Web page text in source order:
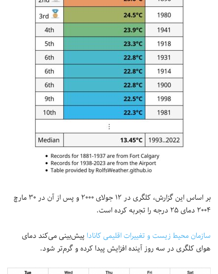
بر اساس این گزارش، کلگری در ۱۲ جولای ۲۰۰۰ و پس از آن در ۳۰ مارچ
۲۰۰۴ دمای ۲۵ درجه را تجربه کرده است.
سازمان محیط زیست و تغییرات اقلیمی کانادا پیش‌بینی می‌کند دمای
هوای کلگری در سه روز آینده افزایش پیدا کرده و گرم‌تر شود.